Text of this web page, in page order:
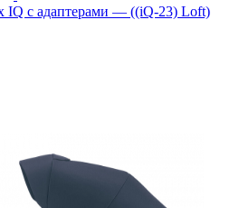
IQ с адаптерами — ((iQ-23) Loft)